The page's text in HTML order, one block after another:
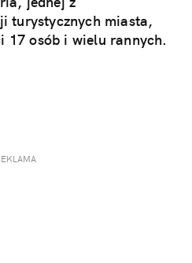
turystycznych miasta,
17 osób i wielu rannych.